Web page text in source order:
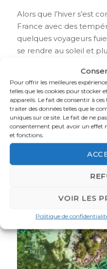
Pour offrir les meilleures
telles que les cookies pour stocker
appareils. Le fait de consentir à
traiter des données telles que le
uniques sur ce site. Le fait de ne
consentement peut avoir un effet
et fonctions.
VOIR LES
Politique de
Alors que l’hiver s’est
France avec des
quelques voyageurs
se rendre au soleil et
Voir plus